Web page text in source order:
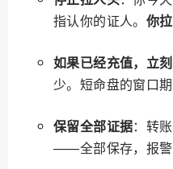
指认你的证人。 你
如果已经充值，立
少。短命盘的窗口
保留全部证据：转
——全部保存，报警